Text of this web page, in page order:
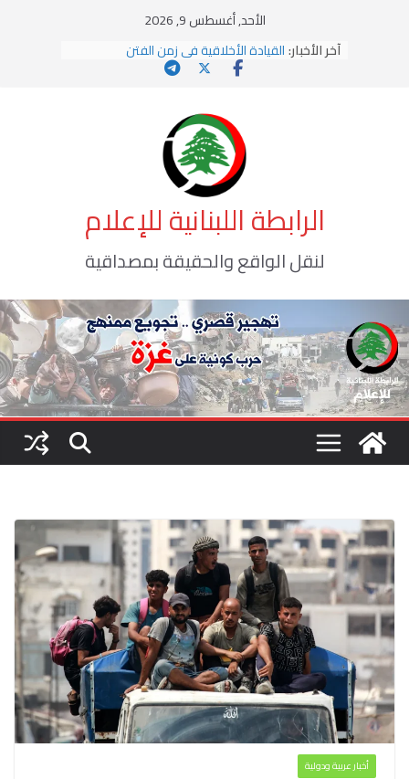
الأحد, أغسطس 9, 2026
آخر الأخبار:القيادة الأخلاقية في زمن الفتن
الاستلاب الثقافي وتحديات الهوية الإسلامية
يومَ يَفيضُ العَرَقُ
الرابطة اللبنانية للإعلام
لنقل الواقع والحقيقة بمصداقية
أخبار عربية ودولية